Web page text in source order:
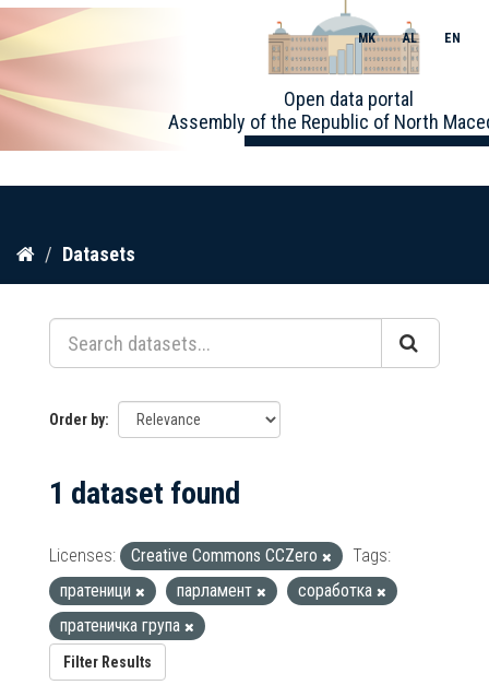
Skip
content
Open data portal
Assembly of the Republic of North
MK AL EN
Datasets
Order by
1 dataset found
Licenses: Creative Commons CCZero
Tags:
пратеници
парламент
соработка
пратеничка група
Filter Results